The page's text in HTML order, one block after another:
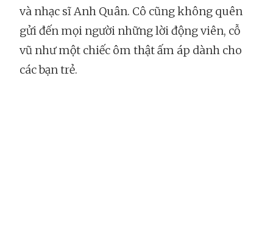
và nhạc sĩ Anh Quân. Cô cũng không quên
gửi đến mọi người những lời động viên, cỗ
vũ như một chiếc ôm thật ấm áp dành cho
các bạn trẻ.